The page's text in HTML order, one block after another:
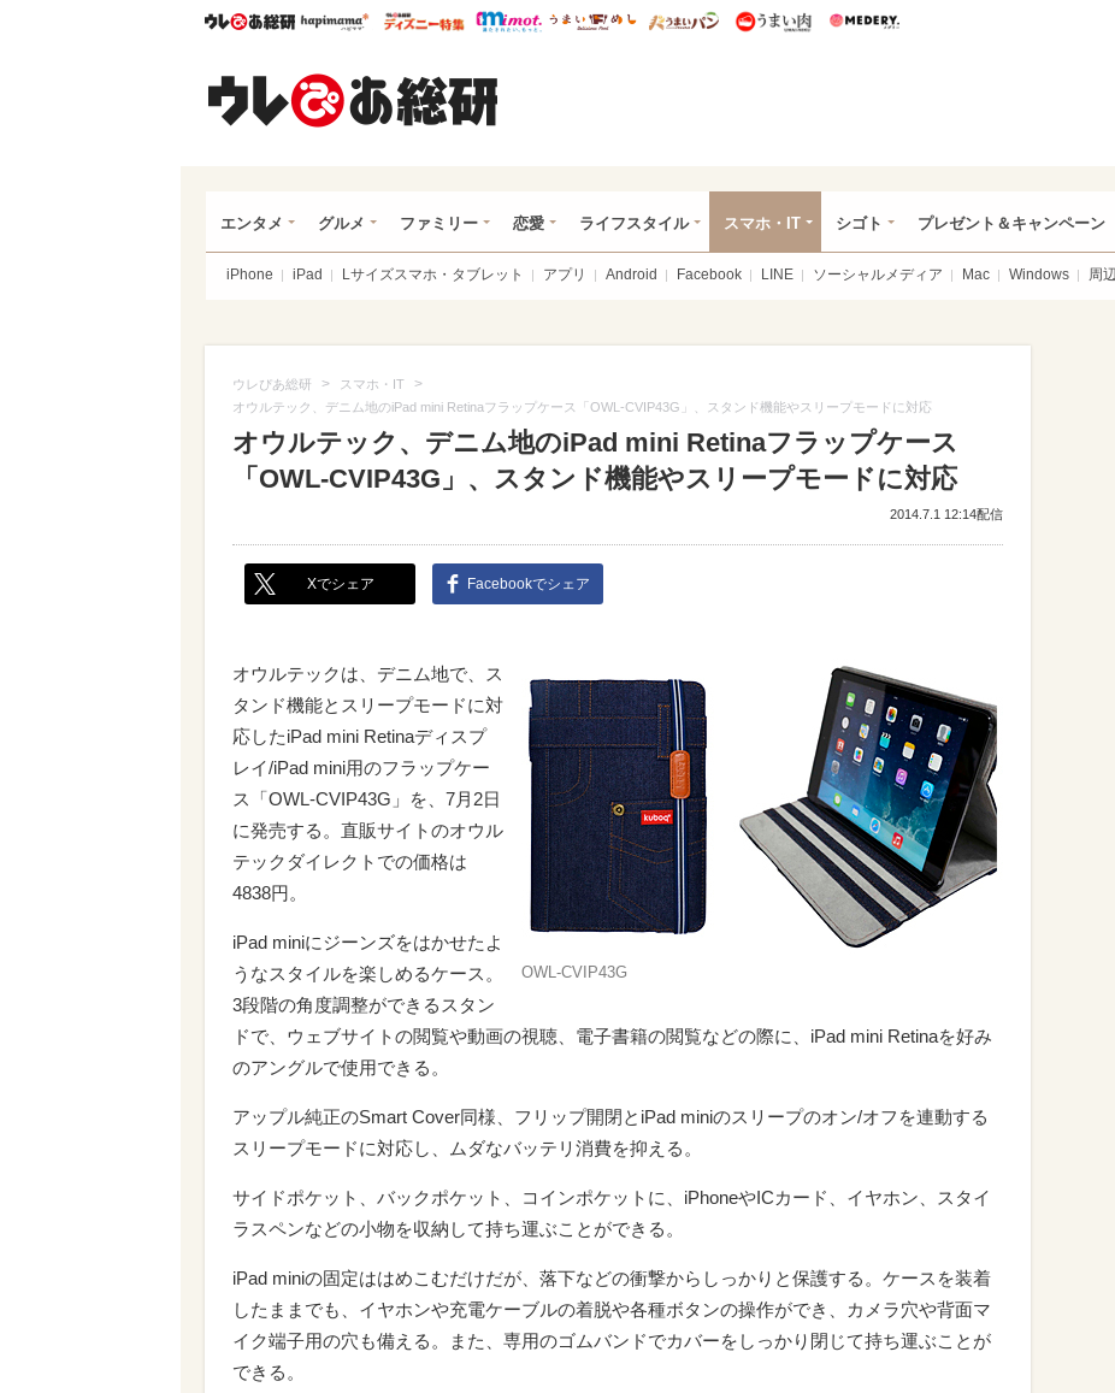
ウレぴあ総研ハピママ* ウレぴあ総研 ディズニー特集
mimot. うまいめし うまいパン うまい肉
エンタメ グルメ ファミリー 恋愛 ライフスタイル スマホ・IT シゴト プレゼント＆キャンペーン
iPhone iPad Lサイズスマホ・タブレット アプリ Android Facebook LINE ソーシャルメディア Mac Windows 周
ウレぴあ総研 > スマホ・IT >
オウルテック、デニム地のiPad mini Retinaフラップケース「OWL-CVIP43G」、スタンド機能やスリープモードに対応
オウルテック、デニム地のiPad mini Retinaフラップケース
「OWL-CVIP43G」、スタンド機能やスリープモードに対応
2014.7.1 12:14配信
Xでシェア Facebookでシェア
OWL-CVIP43G
オウルテックは、デニム地で、ス
タンド機能とスリープモードに対
応したiPad mini Retinaディスプ
レイ/iPad mini用のフラップケー
ス「OWL-CVIP43G」を、7月2日
に発売する。直販サイトのオウル
テックダイレクトでの価格は
4838円。
iPad miniにジーンズをはかせたよ
うなスタイルを楽しめるケース。
3段階の角度調整ができるスタン
ドで、ウェブサイトの閲覧や動画の視聴、電子書籍の閲覧などの際に、iPad mini Retinaを好み
のアングルで使用できる。
アップル純正のSmart Cover同様、フリップ開閉とiPad miniのスリープのオン/オフを連動する
スリープモードに対応し、ムダなバッテリ消費を抑える。
サイドポケット、バックポケット、コインポケットに、iPhoneやICカード、イヤホン、スタイ
ラスペンなどの小物を収納して持ち運ぶことができる。
iPad miniの固定ははめこむだけだが、落下などの衝撃からしっかりと保護する。ケースを装着
したままでも、イヤホンや充電ケーブルの着脱や各種ボタンの操作ができ、カメラ穴や背面マ
イク端子用の穴も備える。また、専用のゴムバンドでカバーをしっかり閉じて持ち運ぶことが
できる。